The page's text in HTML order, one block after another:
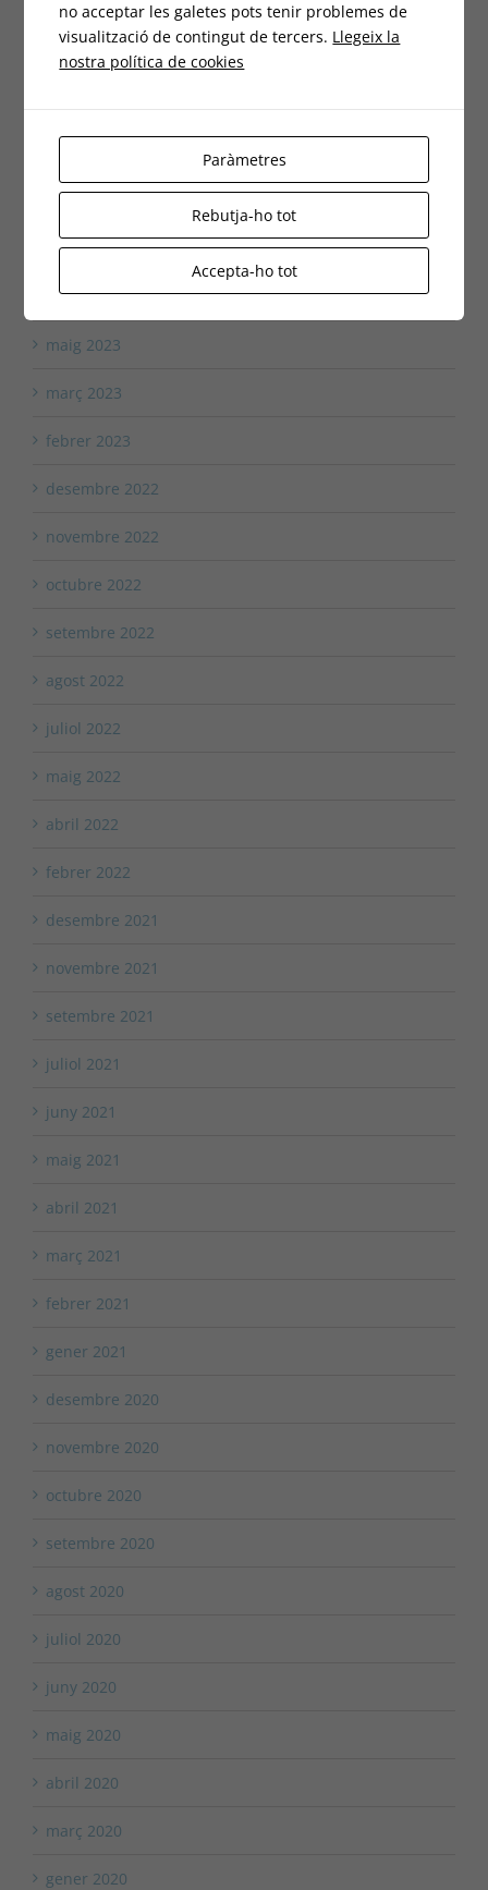
maig 2024
abril 2024
març 2024
novembre 2023
octubre 2023
juliol 2023
maig 2023
març 2023
febrer 2023
desembre 2022
novembre 2022
octubre 2022
setembre 2022
agost 2022
juliol 2022
maig 2022
abril 2022
febrer 2022
desembre 2021
novembre 2021
setembre 2021
juliol 2021
juny 2021
maig 2021
abril 2021
març 2021
febrer 2021
gener 2021
desembre 2020
novembre 2020
octubre 2020
setembre 2020
agost 2020
juliol 2020
juny 2020
maig 2020
abril 2020
març 2020
gener 2020
no acceptar les galetes pots tenir problemes de
visualització de contingut de tercers. Llegeix la
nostra política de cookies
Paràmetres
Rebutja-ho tot
Accepta-ho tot